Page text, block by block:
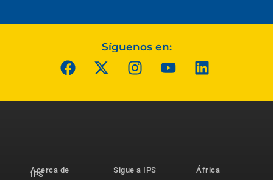
Síguenos en:
Acerca de
IPS
Sigue a IPS
África